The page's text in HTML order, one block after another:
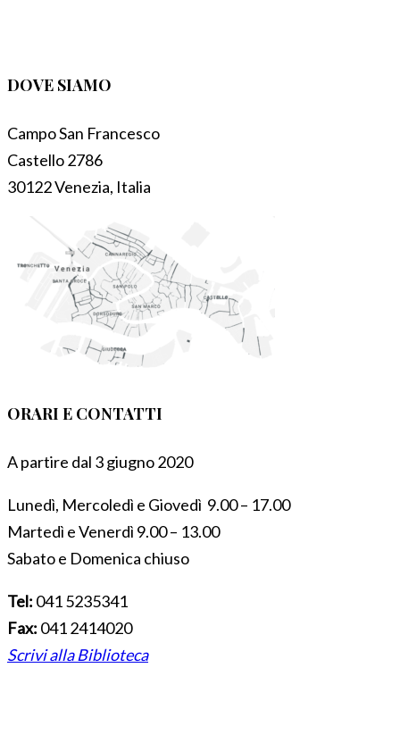
DOVE SIAMO
Campo San Francesco
Castello 2786
30122 Venezia, Italia
ORARI E CONTATTI
A partire dal 3 giugno 2020
Lunedì, Mercoledì e Giovedì 9.00 – 17.00
Martedì e Venerdì 9.00 – 13.00
Sabato e Domenica chiuso
Tel: 041 5235341
Fax: 041 2414020
Scrivi alla Biblioteca